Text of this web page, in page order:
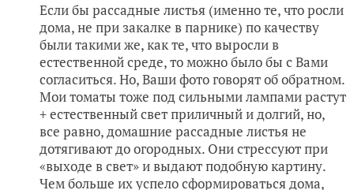
Если бы рассадные листья (именно те, что росли
дома, не при закалке в парнике) по качеству
были такими же, как те, что выросли в
естественной среде, то можно было бы с Вами
согласиться. Но, Ваши фото говорят об обратном.
Мои томаты тоже под сильными лампами растут
+ естественный свет приличный и долгий, но,
все равно, домашние рассадные листья не
дотягивают до огородных. Они стрессуют при
«выходе в свет» и выдают подобную картину.
Чем больше их успело сформироваться дома,